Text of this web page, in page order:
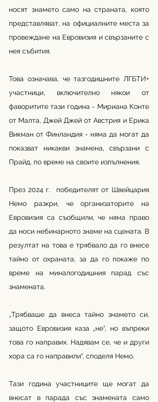
носят знамето само на страната, която
представляват, на официалните места за
провеждане на Евровизия и свързаните с
нея събития.
Това означава, че тазгодишните ЛГБТИ+
участници, включително някои от
фаворитите тази година - Мириана Конте
от Малта, Джей Джей от Австрия и Ерика
Викман от Финландия - няма да могат да
показват никакви знамена, свързани с
Прайд, по време на своите изпълнения.
През 2024 г.  победителят от Швейцария
Немо разкри, че организаторите на
Евровизия са съобщили, че няма право
да носи небинарното знаме на сцената. В
резултат на това е трябвало да го внесе
тайно от охраната, за да го покаже по
време на миналогодишния парад със
знамената.
„Трябваше да внеса тайно знамето си,
защото Евровизия каза „не“, но въпреки
това го направих. Надявам се, че и други
хора са го направили“, споделя Немо.
Тази година участниците ще могат да
внесат в парада със знамената само